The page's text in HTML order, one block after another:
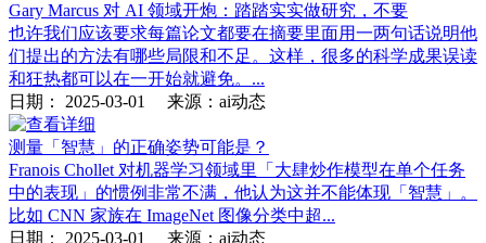
Gary Marcus 对 AI 领域开炮：踏踏实实做研究，不要
也许我们应该要求每篇论文都要在摘要里面用一两句话说明他
们提出的方法有哪些局限和不足。这样，很多的科学成果误读
和狂热都可以在一开始就避免。...
日期： 2025-03-01 来源：ai动态
测量「智慧」的正确姿势可能是？
Franois Chollet 对机器学习领域里「大肆炒作模型在单个任务
中的表现」的惯例非常不满，他认为这并不能体现「智慧」。
比如 CNN 家族在 ImageNet 图像分类中超...
日期： 2025-03-01 来源：ai动态